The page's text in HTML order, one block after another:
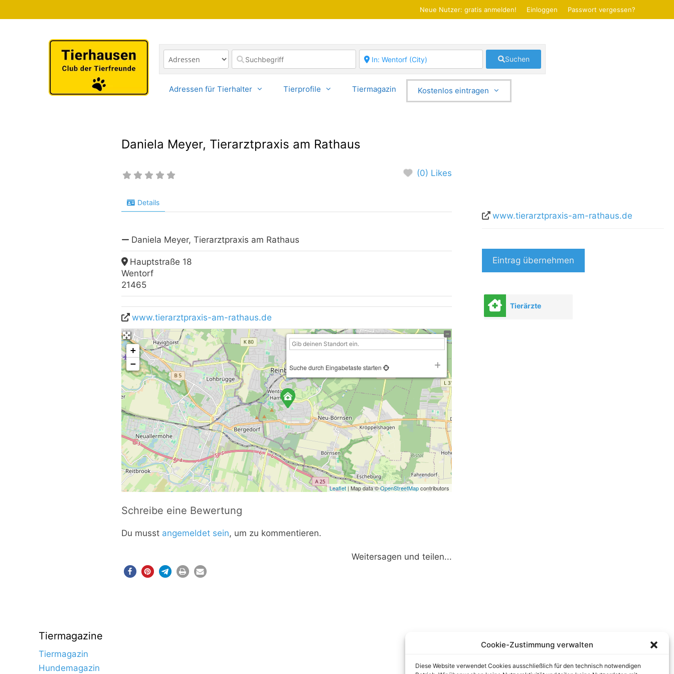
Cookie-Zustimmung verwalten
Diese Website verwendet Cookies ausschließlich für den technisch notwendigen
Inhalt
Neue Nutzer: gratis anmelden! Einloggen Passwort vergessen?
Suchen
Adressen für Tierhalter Tierprofile Tiermagazin Kostenlos eintragen
Daniela Meyer, Tierarztpraxis am Rathaus
(0) Likes
Details
Daniela Meyer, Tierarztpraxis am Rathaus
Hauptstraße 18
Wentorf
21465
www.tierarztpraxis-am-rathaus.de
+
−
Suche durch Eingabetaste starten
Leaflet| Map data ©OpenStreetMapcontributors
Schreibe eine Bewertung
Du musst angemeldet sein, um zu kommentieren.
Weitersagen und teilen...
www.tierarztpraxis-am-rathaus.de
Eintrag übernehmen
Tierärzte
Tiermagazine
Tiermagazin
Hundemagazin